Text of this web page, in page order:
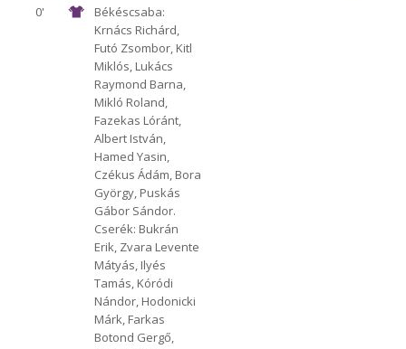
1912 Előre
0'
Békéscsaba:
Krnács Richárd,
Futó Zsombor, Kitl
Miklós, Lukács
Raymond Barna,
Mikló Roland,
Fazekas Lóránt,
Albert István,
Hamed Yasin,
Czékus Ádám, Bora
György, Puskás
Gábor Sándor.
Cserék: Bukrán
Erik, Zvara Levente
Mátyás, Ilyés
Tamás, Kóródi
Nándor, Hodonicki
Márk, Farkas
Botond Gergő,